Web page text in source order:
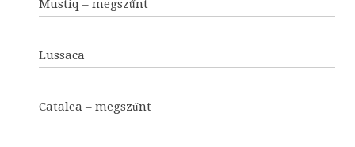
Mustiq – megszűnt
Lussaca
Catalea – megszűnt